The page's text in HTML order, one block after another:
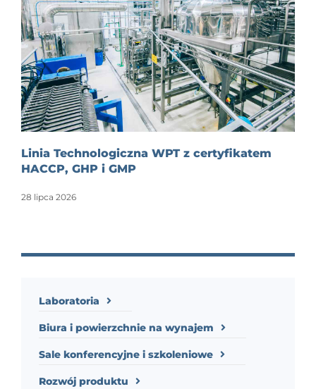
Linia Technologiczna WPT z certyfikatem
HACCP, GHP i GMP
28 lipca 2026
Laboratoria
Biura i powierzchnie na wynajem
Sale konferencyjne i szkoleniowe
Rozwój produktu